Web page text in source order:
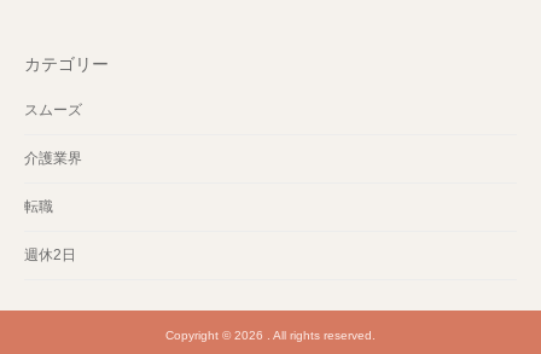
カテゴリー
スムーズ
介護業界
転職
週休2日
Copyright © 2026 . All rights reserved.